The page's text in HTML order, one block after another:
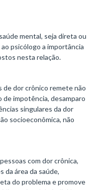
mental, seja direta ou
psicólogo a importância
nesta relação.
de dor crônico remete não
de impotência, desamparo
singulares da dor
socioeconômica, não
com dor crônica,
da área da saúde,
do problema e promove